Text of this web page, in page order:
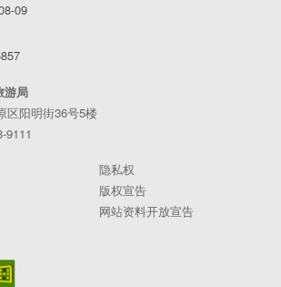
09
游局
区阳明街36号5楼
9111
隐私权
版权宣告
网站资料开放宣告